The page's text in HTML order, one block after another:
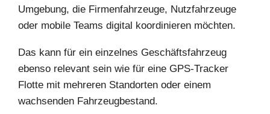
Umgebung, die Firmenfahrzeuge, Nutzfahrzeuge
oder mobile Teams digital koordinieren möchten.
Das kann für ein einzelnes Geschäftsfahrzeug
ebenso relevant sein wie für eine GPS-Tracker
Flotte mit mehreren Standorten oder einem
wachsenden Fahrzeugbestand.